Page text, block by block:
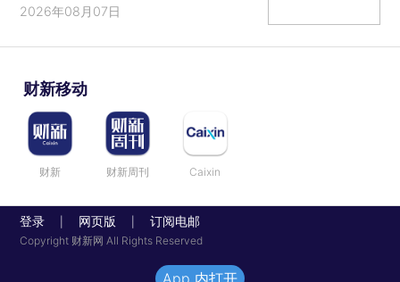
2026年08月07日
财新移动
财新 财新周刊 Caixin
登录 网页版 订阅电邮
Copyright 财新网 All Rights Reserved
App 内打开